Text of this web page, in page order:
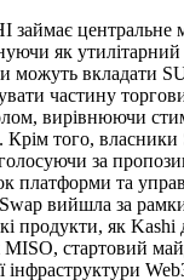
центральне
як утилітарний
можуть вкладати
частину
вирівнюючи
Крім того,
за
платформи та
вийшла за
продукти, як Kashi
MISO, стартовий